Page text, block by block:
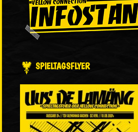
SPIELTAGSFLYER